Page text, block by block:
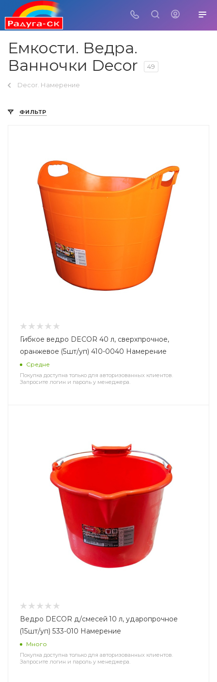
Емкости. Ведра.
Ванночки Decor
49
Decor. Намерение
ФИЛЬТР
Гибкое ведро DЕCOR 40 л, сверхпрочное,
оранжевое (5шт/уп) 410-0040 Намерение
Средне
Покупка доступна только для авторизованных клиентов.
Запросите логин и пароль у менеджера.
Ведро DECOR д/смесей 10 л, ударопрочное
(15шт/уп) 533-010 Намерение
Много
Покупка доступна только для авторизованных клиентов.
Запросите логин и пароль у менеджера.